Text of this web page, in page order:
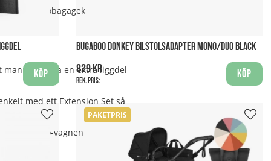
Sidobagagekorgen och
kan fästa en extra liggdel
med ett Extension Set så
kan Duo-vagnen snabbt
Köp
BUGABOO DONKEY BILSTOLSADAPTER MONO/DUO BLACK
829 kr
Rek. pris:
Köp
PAKETPRIS